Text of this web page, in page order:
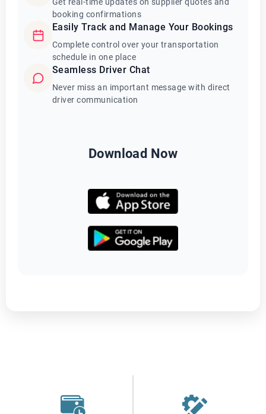
booking confirmations
Easily Track and Manage Your Bookings
Complete control over your transportation
schedule in one place
Seamless Driver Chat
Never miss an important message with direct
driver communication
Download Now